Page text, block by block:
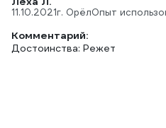
11.10.2021г. ОрёлОпыт
Комментарий:
Достоинства: Режет